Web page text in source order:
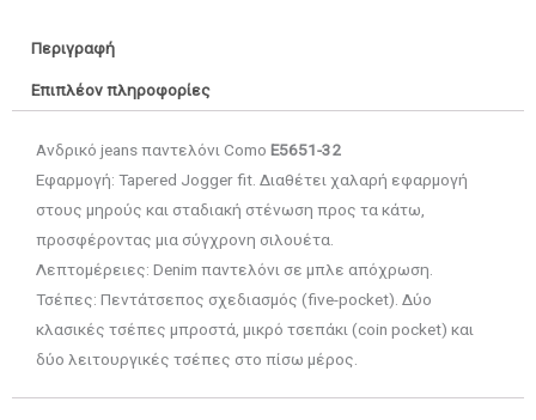
Περιγραφή
Επιπλέον πληροφορίες
Ανδρικό jeans παντελόνι Como E5651-32
Εφαρμογή: Tapered Jogger fit. Διαθέτει χαλαρή εφαρμογή
στους μηρούς και σταδιακή στένωση προς τα κάτω,
προσφέροντας μια σύγχρονη σιλουέτα.
Λεπτομέρειες: Denim παντελόνι σε μπλε απόχρωση.
Τσέπες: Πεντάτσεπος σχεδιασμός (five-pocket). Δύο
κλασικές τσέπες μπροστά, μικρό τσεπάκι (coin pocket) και
δύο λειτουργικές τσέπες στο πίσω μέρος.